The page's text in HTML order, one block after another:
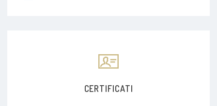
CERTIFICATI